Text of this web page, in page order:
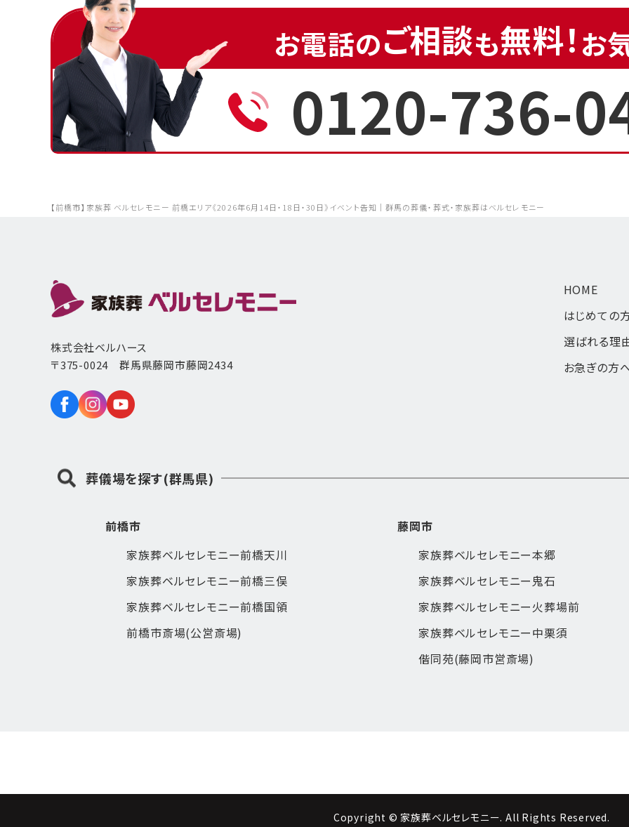
【前橋市】家族葬 ベルセレモニー 前橋エリア《2026年6月14日・18日・30日》イベント告知｜群馬の葬儀・葬式・家族葬はベルセレモニー
お電話のご相談も無料！ お
0120-736-
株式会社ベルハース
〒375-0024 群馬県藤岡市藤岡2434
HOME
はじめての
選ばれる理
お急ぎの方
葬儀場を探す(群馬県)
前橋市
家族葬ベルセレモニー前橋天川
家族葬ベルセレモニー前橋三俣
家族葬ベルセレモニー前橋国領
前橋市斎場(公営斎場)
藤岡市
家族葬ベルセレモニー本郷
家族葬ベルセレモニー鬼石
家族葬ベルセレモニー火葬場前
家族葬ベルセレモニー中栗須
偕同苑(藤岡市営斎場)
Copyright © 家族葬ベルセレモニー. All Rights Reserved.